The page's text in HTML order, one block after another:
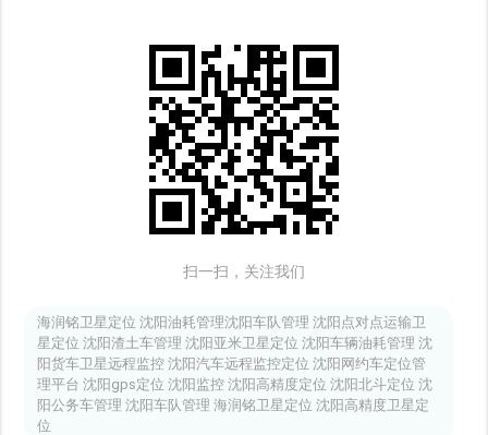
扫一扫，关注我们
海润铭卫星定位 沈阳油耗管理沈阳车队管理 沈阳点对点运输卫
星定位 沈阳渣土车管理 沈阳亚米卫星定位 沈阳车辆油耗管理 沈
阳货车卫星远程监控 沈阳汽车远程监控定位 沈阳网约车定位管
理平台 沈阳gps定位 沈阳监控 沈阳高精度定位 沈阳北斗定位 沈
阳公务车管理 沈阳车队管理 海润铭卫星定位 沈阳高精度卫星定
位